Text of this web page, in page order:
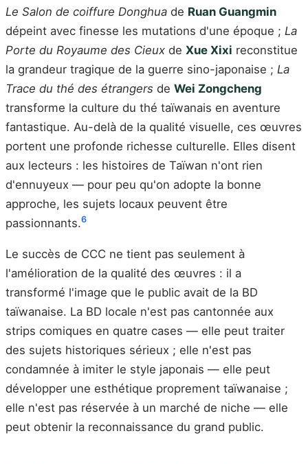
Le Salon de coiffure Donghua de Ruan Guangmin
dépeint avec finesse les mutations d'une époque ; La
Porte du Royaume des Cieux de Xue Xixi reconstitue
la grandeur tragique de la guerre sino-japonaise ; La
Trace du thé des étrangers de Wei Zongcheng
transforme la culture du thé taïwanais en aventure
fantastique. Au-delà de la qualité visuelle, ces œuvres
portent une profonde richesse culturelle. Elles disent
aux lecteurs : les histoires de Taïwan n'ont rien
d'ennuyeux — pour peu qu'on adopte la bonne
approche, les sujets locaux peuvent être
passionnants.6
Le succès de CCC ne tient pas seulement à
l'amélioration de la qualité des œuvres : il a
transformé l'image que le public avait de la BD
taïwanaise. La BD locale n'est pas cantonnée aux
strips comiques en quatre cases — elle peut traiter
des sujets historiques sérieux ; elle n'est pas
condamnée à imiter le style japonais — elle peut
développer une esthétique proprement taïwanaise ;
elle n'est pas réservée à un marché de niche — elle
peut obtenir la reconnaissance du grand public.